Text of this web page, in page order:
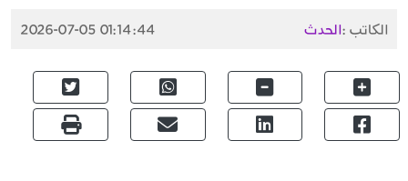
الكاتب :الحدث 2026-07-05 01:14:44